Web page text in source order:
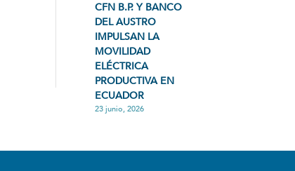
CFN B.P. Y BANCO
DEL AUSTRO
IMPULSAN LA
MOVILIDAD
ELÉCTRICA
PRODUCTIVA EN
ECUADOR
23 junio, 2026